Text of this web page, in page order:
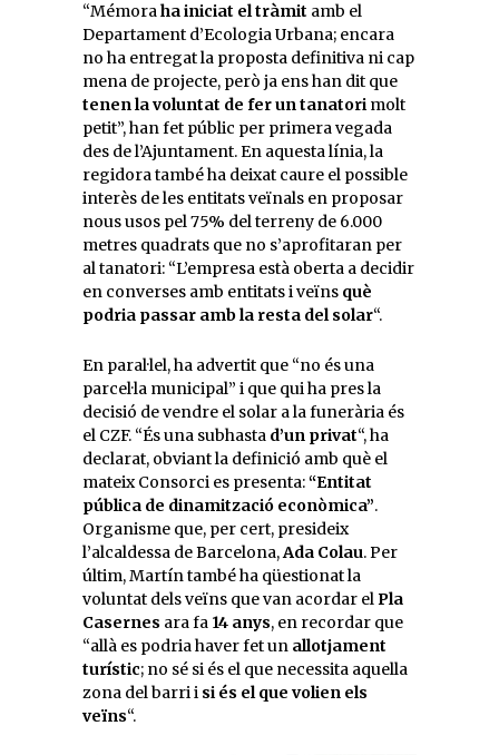
“Mémoraha iniciat el tràmit amb el
Departament d’Ecologia Urbana; encara
no ha entregat la proposta definitiva ni cap
mena de projecte, però ja ens han dit que
tenen la voluntat de fer un tanatori molt
petit”, han fet públic per primera vegada
des de l’Ajuntament. En aquesta línia, la
regidora també ha deixat caure el possible
interès de les entitats veïnals en proposar
nous usos pel 75% del terreny de 6.000
metres quadrats que no s’aprofitaran per
al tanatori: “L’empresa està oberta a decidir
en converses amb entitats i veïns què
podria passar amb la resta del solar“.
En paral·lel, ha advertit que “no és una
parcel·la municipal” i que qui ha pres la
decisió de vendre el solar a la funerària és
el CZF. “És una subhasta d’un privat“, ha
declarat, obviant la definició amb què el
mateix Consorci es presenta:“Entitat
pública de dinamització econòmica”.
Organisme que, per cert, presideix
l’alcaldessa de Barcelona,Ada Colau. Per
últim, Martín també ha qüestionat la
voluntat dels veïns que van acordar elPla
Casernes ara fa 14 anys, en recordar que
“allà es podria haver fet un allotjament
turístic; no sé si és el que necessita aquella
zona del barri i si és el que volien els
veïns“.